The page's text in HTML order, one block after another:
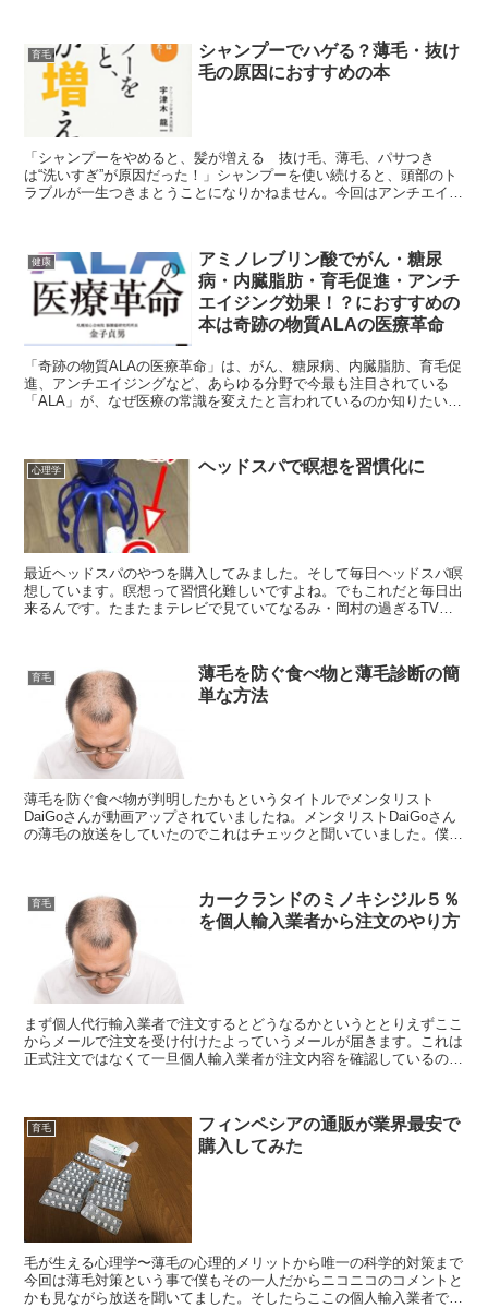
育毛
シャンプーでハゲる？薄毛・抜け
毛の原因におすすめの本
「シャンプーをやめると、髪が増える 抜け毛、薄毛、パサつき
は“洗いすぎ”が原因だった！」シャンプーを使い続けると、頭部のト
ラブルが一生つきまとうことになりかねません。今回はアンチエイジ
健康
アミノレブリン酸でがん・糖尿
病・内臓脂肪・育毛促進・アンチ
エイジング効果！？におすすめの
本は奇跡の物質ALAの医療革命
「奇跡の物質ALAの医療革命」は、がん、糖尿病、内臓脂肪、育毛促
進、アンチエイジングなど、あらゆる分野で今最も注目されている
「ALA」が、なぜ医療の常識を変えたと言われているのか知りたい人
心理学 ヘッドスパで瞑想を習慣化に
最近ヘッドスパのやつを購入してみました。そして毎日ヘッドスパ瞑
想しています。瞑想って習慣化難しいですよね。でもこれだと毎日出
来るんです。たまたまテレビで見ていてなるみ・岡村の過ぎるTVと
育毛
薄毛を防ぐ食べ物と薄毛診断の簡
単な方法
薄毛を防ぐ食べ物が判明したかもというタイトルでメンタリスト
DaiGoさんが動画アップされていましたね。メンタリストDaiGoさん
の薄毛の放送をしていたのでこれはチェックと聞いていました。僕も
育毛
カークランドのミノキシジル５％
を個人輸入業者から注文のやり方
まず個人代行輸入業者で注文するとどうなるかというととりえずここ
からメールで注文を受け付けたよっていうメールが届きます。これは
正式注文ではなくて一旦個人輸入業者が注文内容を確認しているのだ
育毛
フィンペシアの通販が業界最安で
購入してみた
毛が生える心理学〜薄毛の心理的メリットから唯一の科学的対策まで
今回は薄毛対策という事で僕もその一人だからニコニコのコメントと
かも見ながら放送を聞いてました。そしたらここの個人輸入業者でフ